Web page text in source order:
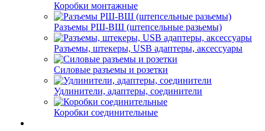
Коробки монтажные
Разъемы РШ-ВШ (штепсельные разьемы)
Разъемы, штекеры, USB адаптеры, аксессуары
Силовые разъемы и розетки
Удлинители, адаптеры, соединители
Коробки соединительные